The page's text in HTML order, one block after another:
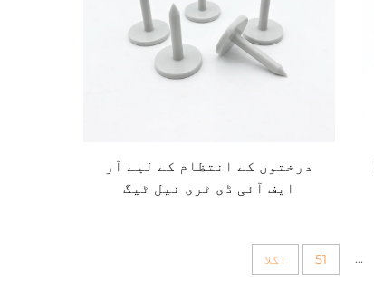
درختوں کے انتظام کے لیے آر
ایف آئی ڈی ٹری نیل ٹیگ
...
51 اگلا